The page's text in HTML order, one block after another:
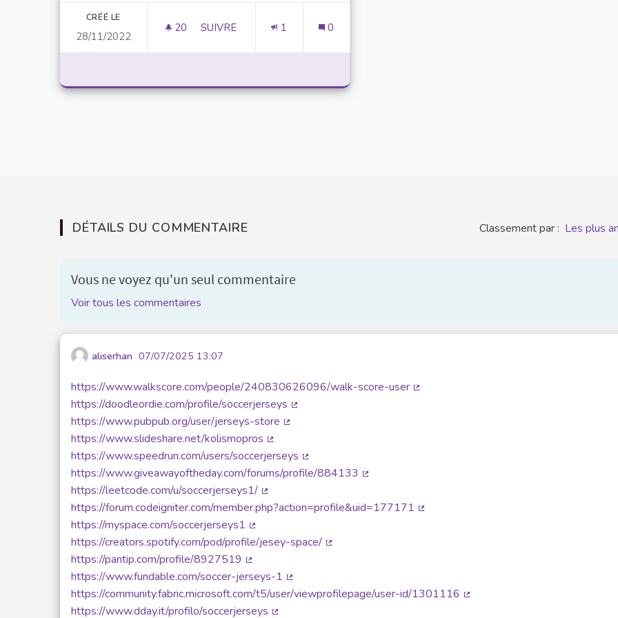
CRÉÉ LE
28/11/2022
20 20 ABONNÉS
SUIVRE 1 0
DÉTAILS DU COMMENTAIRE Classement par : Les plus
Vous ne voyez qu'un seul commentaire
Voir tous les commentaires
aliserhan 07/07/2025 13:07
https://www.walkscore.com/people/240830626096/walk-score-user
https://doodleordie.com/profile/soccerjerseys
https://www.pubpub.org/user/jerseys-store
https://www.slideshare.net/kolismopros
(Lien externe)
https://www.speedrun.com/users/soccerjerseys
(Lien externe)
https://www.giveawayoftheday.com/forums/profile/884133
https://leetcode.com/u/soccerjerseys1/
(Lien externe)
https://forum.codeigniter.com/member.php?action=profile&uid=177171
https://myspace.com/soccerjerseys1
(Lien externe)
https://creators.spotify.com/pod/profile/jesey-space/
https://pantip.com/profile/8927519
(Lien externe)
https://www.fundable.com/soccer-jerseys-1
(Lien externe)
https://community.fabric.microsoft.com/t5/user/viewprofilepage/user-id/1301116
https://www.dday.it/profilo/soccerjerseys